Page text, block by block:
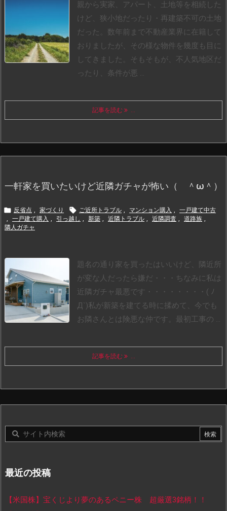
親から実家、アパート、土地等を相続した
けど、狭小地だったり・再建築不可の土地
だった。 数年前まで不動産業界に在籍して
おりましたが、その様な物件を幾度も目に
してきました。
そもそもが、不人気地区だ
ったり、条件が悪 ...
記事を読む ...
一軒家を買いたいけど近隣ガチャが怖い（ ＾ω＾）
 反省点 , 家づくり  ご近所トラブル , マンション購入 ,
一戸建て中古
,
一戸建て購入 , 引っ越し , 新築 , 近隣トラブル , 近隣調査 , 道路族 ,
隣人ガチャ
題名の通り家を買ったはいいけど、隣近所
が変な人だったら嫌だ・・・ ちなみに私は
近隣ガチャ最悪です・・・・・・・・( ﾉ
Д`)私が新築を建てる時に揉めて、今でも
お隣さんとは険悪な仲です。
最初工事の ...
記事を読む ...
最近の投稿
【米国株】宝くじより夢のあるペニー株 超厳選3銘柄！！